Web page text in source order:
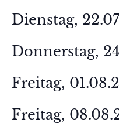
Dienstag,
Donnerstag,
Freitag,
Freitag,